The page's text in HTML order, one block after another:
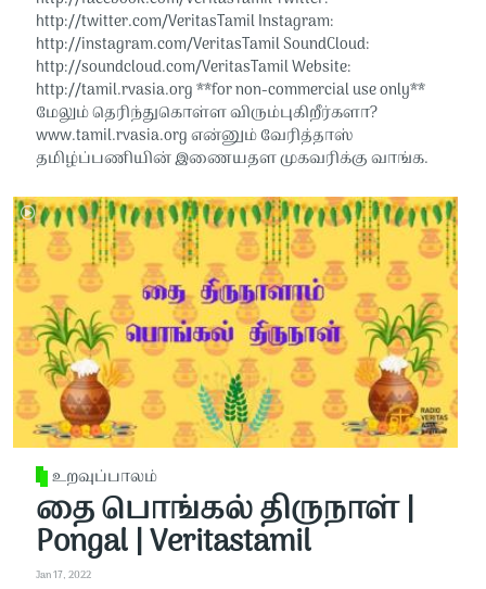
http://twitter.com/VeritasTamil​​ Instagram:
http://instagram.com/VeritasTamil​​ SoundCloud:
http://soundcloud.com/VeritasTamil​​ Website:
http://tamil.rvasia.org​​ **for non-commercial use only**
மேலும் தெரிந்துகொள்ள விரும்புகிறீர்களா?
www.tamil.rvasia.org என்னும் வேரித்தாஸ்
தமிழ்ப்பணியின் இணையதள முகவரிக்கு வாங்க.
உறவுப்பாலம்
தை பொங்கல் திருநாள் |
Pongal | Veritastamil
Jan 17, 2022